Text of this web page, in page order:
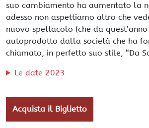
suo cambiamento ha aumentato la
adesso non aspettiamo altro che
nuovo spettacolo (che da
autoprodotto dalla società che ha
chiamato, in perfetto suo stile, “Da
Le date 2023
Acquista il Biglietto